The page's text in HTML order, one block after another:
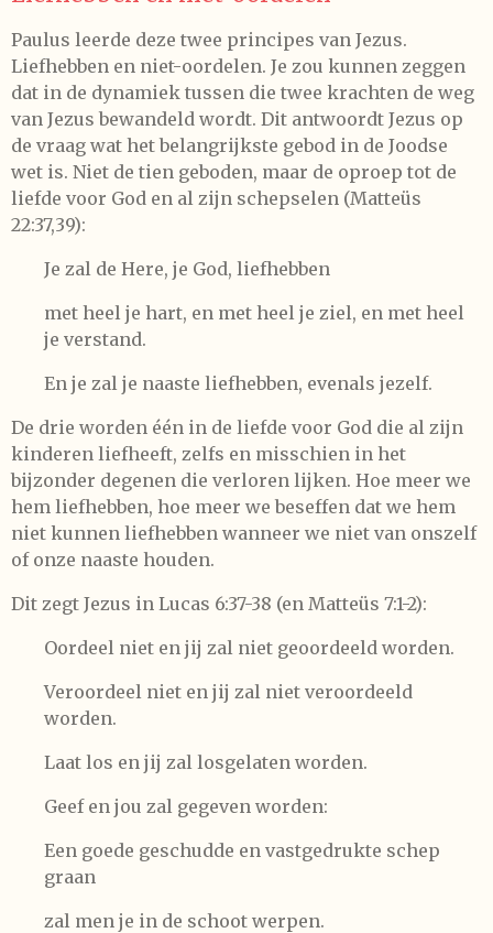
Paulus leerde deze twee principes van Jezus.
Liefhebben en niet-oordelen. Je zou kunnen zeggen
dat in de dynamiek tussen die twee krachten de weg
van Jezus bewandeld wordt. Dit antwoordt Jezus op
de vraag wat het belangrijkste gebod in de Joodse
wet is. Niet de tien geboden, maar de oproep tot de
liefde voor God en al zijn schepselen (Matteüs
22:37,39):
Je zal de Here, je God, liefhebben
met heel je hart, en met heel je ziel, en met heel
je verstand.
En je zal je naaste liefhebben, evenals jezelf.
De drie worden één in de liefde voor God die al zijn
kinderen liefheeft, zelfs en misschien in het
bijzonder degenen die verloren lijken. Hoe meer we
hem liefhebben, hoe meer we beseffen dat we hem
niet kunnen liefhebben wanneer we niet van onszelf
of onze naaste houden.
Dit zegt Jezus in Lucas 6:37-38 (en Matteüs 7:1-2):
Oordeel niet en jij zal niet geoordeeld worden.
Veroordeel niet en jij zal niet veroordeeld
worden.
Laat los en jij zal losgelaten worden.
Geef en jou zal gegeven worden:
Een goede geschudde en vastgedrukte schep
graan
zal men je in de schoot werpen.